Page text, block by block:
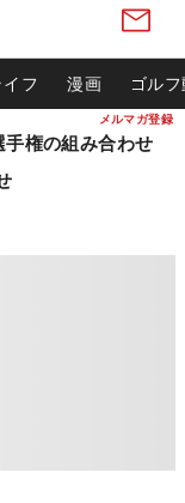
メルマガ登録
イフ 漫画 ゴル
権の組み合わせ